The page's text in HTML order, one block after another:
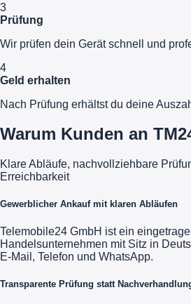
3
Prüfung
Wir prüfen dein Gerät schnell und
4
Geld erhalten
Nach Prüfung erhältst du deine
Warum Kunden an
Klare Abläufe, nachvollziehbare
Erreichbarkeit
Gewerblicher Ankauf mit klaren Abläufen
Telemobile24 GmbH ist ein
Handelsunternehmen mit Sitz in
E-Mail, Telefon und WhatsApp.
Transparente Prüfung statt